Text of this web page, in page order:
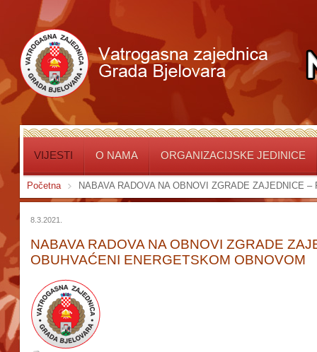
VIJESTI O NAMA ORGANIZACIJSKE JEDINICE
Početna NABAVA RADOVA NA OBNOVI ZGRADE ZAJEDNICE
8.3.2021.
NABAVA RADOVA NA OBNOVI ZGRADE
OBUHVAĆENI ENERGETSKOM OBNOVOM